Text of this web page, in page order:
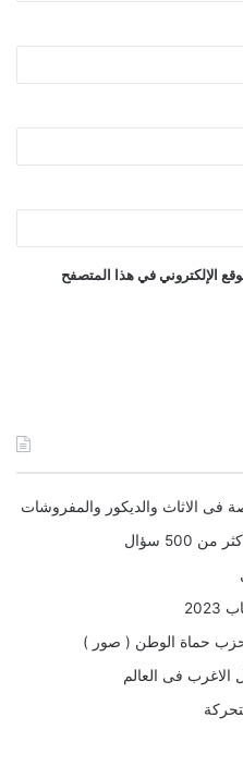
الإلكتروني في هذا المتصفح
فى الاثاث والديكور والمفروشات
سؤال
حماة الوطن ( صور )
فى العالم